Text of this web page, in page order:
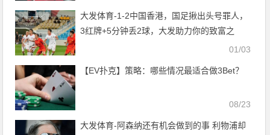
大发体育-1-2中国香港，国足揪出头号罪人，
3红牌+5分钟丢2球，大发助力你的致富之
01/03
【EV扑克】策略：哪些情况最适合做3Bet？
08/23
大发体育-阿森纳还有机会做到的事 利物浦却